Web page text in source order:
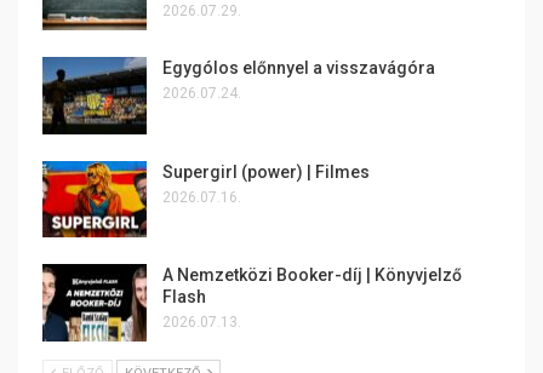
2026.07.29.
Egygólos előnnyel a visszavágóra
2026.07.24.
Supergirl (power) | Filmes
2026.07.16.
A Nemzetközi Booker-díj | Könyvjelző
Flash
2026.07.13.